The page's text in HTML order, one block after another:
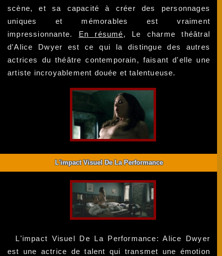
scène, et sa capacité à créer des personnages
uniques et mémorables est vraiment
impressionnante. En résumé, Le charme théâtral
d'Alice Dwyer est ce qui la distingue des autres
actrices du théâtre contemporain, faisant d'elle une
artiste incroyablement douée et talentueuse.
L'impact Visuel De La Performance
L'impact Visuel De La Performance: Alice Dwyer
est une actrice de talent qui transmet une émotion